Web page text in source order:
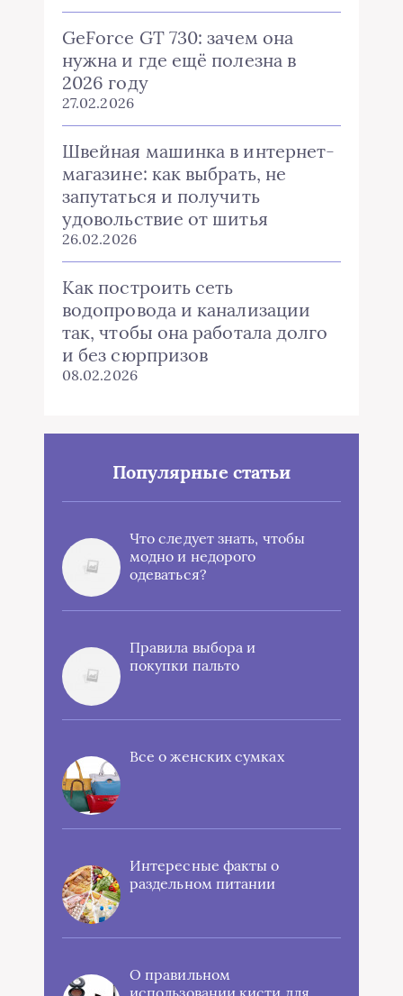
GeForce GT 730: зачем она
нужна и где ещё полезна в
2026 году
27.02.2026
Швейная машинка в интернет-
магазине: как выбрать, не
запутаться и получить
удовольствие от шитья
26.02.2026
Как построить сеть
водопровода и канализации
так, чтобы она работала долго
и без сюрпризов
08.02.2026
Популярные статьи
Что следует знать, чтобы
модно и недорого
одеваться?
Правила выбора и
покупки пальто
Все о женских сумках
Интересные факты о
раздельном питании
О правильном